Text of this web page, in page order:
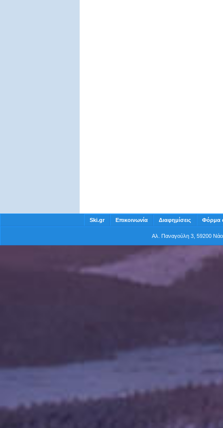
Ski.gr Επικοινωνία Διαφημίσεις Φόρμα
Αλ. Παναγούλη 3, 59200